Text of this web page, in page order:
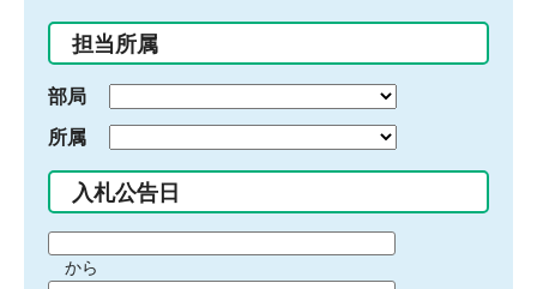
入
力
担当所属
部局
所属
入札公告日
間から